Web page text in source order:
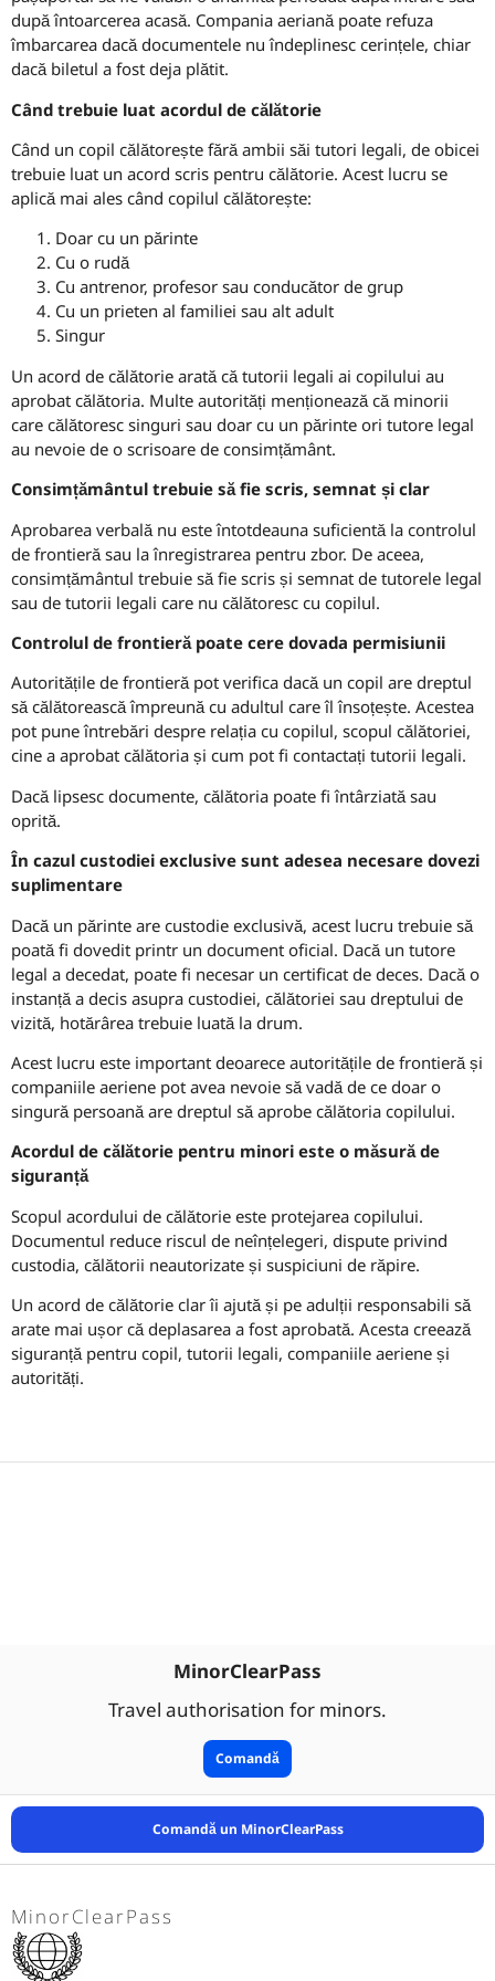
după întoarcerea acasă. Compania aeriană poate refuza
îmbarcarea dacă documentele nu îndeplinesc cerințele, chiar
dacă biletul a fost deja plătit.
Când trebuie luat acordul de călătorie
Când un copil călătorește fără ambii săi tutori legali, de obicei
trebuie luat un acord scris pentru călătorie. Acest lucru se
aplică mai ales când copilul călătorește:
Doar cu un părinte
Cu o rudă
Cu antrenor, profesor sau conducător de grup
Cu un prieten al familiei sau alt adult
Singur
Un acord de călătorie arată că tutorii legali ai copilului au
aprobat călătoria. Multe autorități menționează că minorii
care călătoresc singuri sau doar cu un părinte ori tutore legal
au nevoie de o scrisoare de consimțământ.
Consimțământul trebuie să fie scris, semnat și clar
Aprobarea verbală nu este întotdeauna suficientă la controlul
de frontieră sau la înregistrarea pentru zbor. De aceea,
consimțământul trebuie să fie scris și semnat de tutorele legal
sau de tutorii legali care nu călătoresc cu copilul.
Controlul de frontieră poate cere dovada permisiunii
Autoritățile de frontieră pot verifica dacă un copil are dreptul
să călătorească împreună cu adultul care îl însoțește. Acestea
pot pune întrebări despre relația cu copilul, scopul călătoriei,
cine a aprobat călătoria și cum pot fi contactați tutorii legali.
Dacă lipsesc documente, călătoria poate fi întârziată sau
oprită.
În cazul custodiei exclusive sunt adesea necesare dovezi
suplimentare
Dacă un părinte are custodie exclusivă, acest lucru trebuie să
poată fi dovedit printr un document oficial. Dacă un tutore
legal a decedat, poate fi necesar un certificat de deces. Dacă o
instanță a decis asupra custodiei, călătoriei sau dreptului de
vizită, hotărârea trebuie luată la drum.
Acest lucru este important deoarece autoritățile de frontieră și
companiile aeriene pot avea nevoie să vadă de ce doar o
singură persoană are dreptul să aprobe călătoria copilului.
Acordul de călătorie pentru minori este o măsură de
siguranță
Scopul acordului de călătorie este protejarea copilului.
Documentul reduce riscul de neînțelegeri, dispute privind
custodia, călătorii neautorizate și suspiciuni de răpire.
Un acord de călătorie clar îi ajută și pe adulții responsabili să
arate mai ușor că deplasarea a fost aprobată. Acesta creează
siguranță pentru copil, tutorii legali, companiile aeriene și
autorități.
MinorClearPass
Travel authorisation for minors.
Comandă
Comandă un MinorClearPass
MinorClearPass